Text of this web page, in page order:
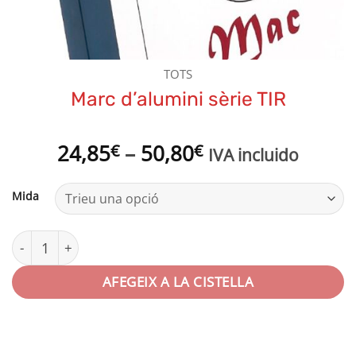
TOTS
Marc d’alumini sèrie TIR
24,85€ – 50,80€Interval
24,85€
IVA incluido
Mida
quantitat de Marc d'alumini sèrie TIR
AFEGEIX A LA CISTELLA